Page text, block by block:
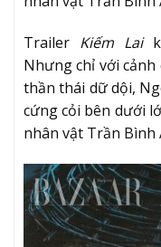
Trailer Kiếm Lai
Nhưng chỉ với cảnh
thần thái dữ dội,
cứng cỏi bên dưới
nhân vật Trần Bình